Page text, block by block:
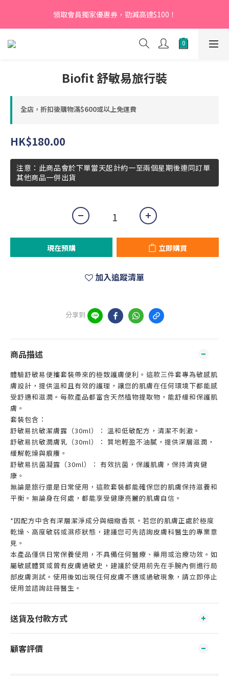
【新會員】即日起至2026月12月31日，首次下單輸入優惠碼
「NEW95」即可享95折
領取會員獨家優惠券，勁減高達$100！
【新會員】即日起至2026月12月31日，首次下單輸入優惠碼
「NEW95」即可享95折
Biofit 舒敏易旅行裝
全店，折扣後購物滿$600或以上免運費
HK$180.00
注意：此商品會於下單當天起計約一至兩個星期後連同訂單
其他商品一併出貨
現在預購 立即購買
加入追蹤清單
分享到
商品描述
體驗舒敏易便攜套裝帶來的極致護膚便利。這款三件套專為敏感肌
膚設計，提供溫和且有效的護理，讓您的肌膚在任何環境下都能感
受舒適和滋潤。每款產品都富含天然植物提取物，能舒緩和保護肌
膚。
套裝包含：
舒敏易抗敏潔膚露（30ml）： 溫和低敏配方，清潔不刺激。
舒敏易抗敏潤膚乳（30ml）： 質地輕盈不油膩，提供深層滋潤，
緩解乾燥與痕癢。
舒敏易抗菌凝露（30ml）： 有效抗菌，保護肌膚，保持清爽健
康。
無論是旅行還是日常使用，這款套裝都能確保您的肌膚保持滋養和
平衡。無論身在何處，都能享受健康亮麗的肌膚自信。
*因配方中含有深層潔淨成分與細緻香氛，若您的肌膚正處於極度
乾燥、高度敏弱或濕疹狀態，建議您可先諮詢皮膚科醫生的專業意
見。
本產品僅供日常保養使用，不具備任何醫療、藥用或治療功效。如
屬敏感體質或曾有皮膚過敏史，建議於使用前先在手腕內側進行局
部皮膚測試。使用後如出現任何皮膚不適或過敏現象，請立即停止
使用並諮詢註冊醫生。
送貨及付款方式
顧客評價